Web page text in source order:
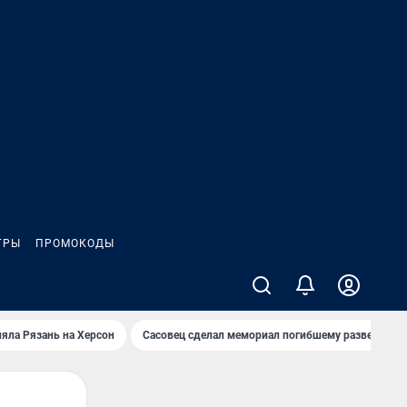
ПРОМОКОДЫ
Рязань на Херсон Сасовец сделал мемориал погибшему разведбату